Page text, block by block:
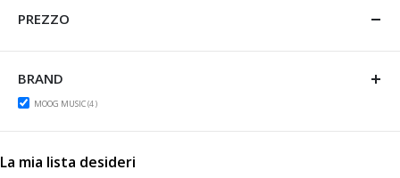
PREZZO
BRAND
MOOG MUSIC4items
La mia lista desideri